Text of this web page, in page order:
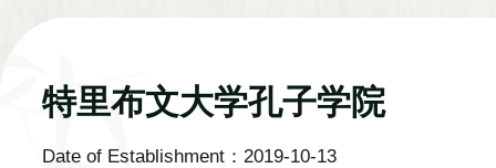
特里布文大学孔子学院
Date of Establishment： 2019-10-13